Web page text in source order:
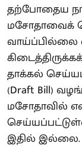
தற்போதைய
மசோதாவைக்
வாய்ப்பில்லை
தாக்கல்
(Draft Bill)
மசோதாவில்
இதில் இல்லை.